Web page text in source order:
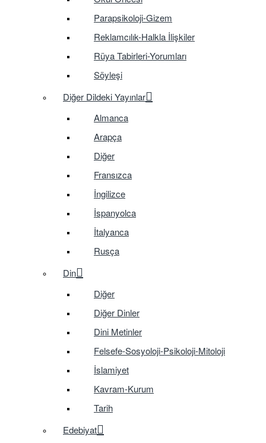
Parapsikoloji-Gizem
Reklamcılık-Halkla İlişkiler
Rüya Tabirleri-Yorumları
Söyleşi
Diğer Dildeki Yayınlar
Almanca
Arapça
Diğer
Fransızca
İngilizce
İspanyolca
İtalyanca
Rusça
Din
Diğer
Diğer Dinler
Dini Metinler
Felsefe-Sosyoloji-Psikoloji-Mitoloji
İslamiyet
Kavram-Kurum
Tarih
Edebiyat